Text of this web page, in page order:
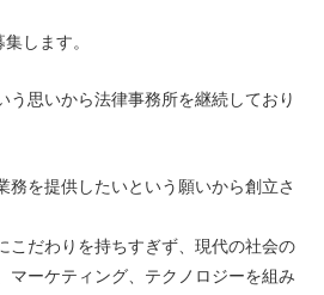
します。
う思いから法律事務所を継続しており
務を提供したいという願いから創立さ
こだわりを持ちすぎず、現代の社会の
マーケティング、テクノロジーを組み